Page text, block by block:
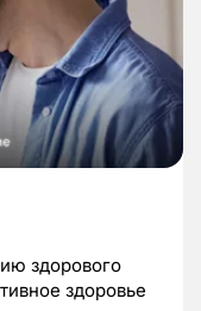
здорового
здоровье